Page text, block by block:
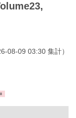
08-09 03:30 集計）